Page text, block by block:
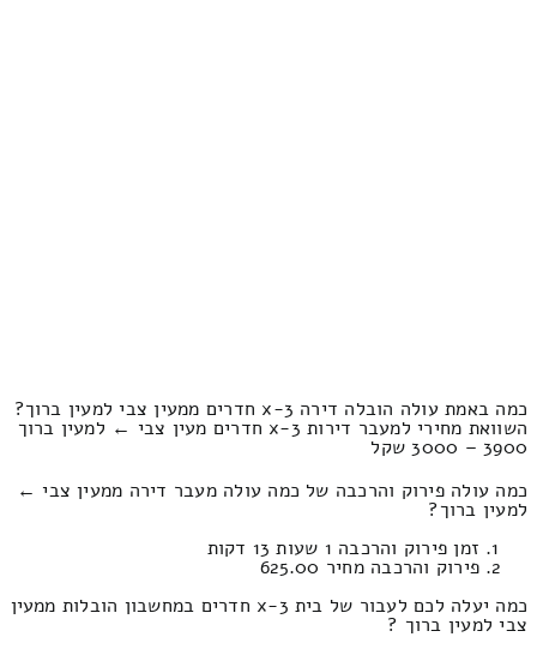
כמה באמת עולה הובלה דירה 3-x חדרים ממעין צבי למעין ברוך?
השוואת מחירי למעבר דירות 3-x חדרים מעין צבי ← למעין ברוך
3900 – 3000 שקל
כמה עולה פירוק והרכבה של כמה עולה מעבר דירה ממעין צבי ←
למעין ברוך?
זמן פירוק והרכבה 1 שעות 13 דקות
פירוק והרכבה מחיר 625.00
כמה יעלה לכם לעבור של בית 3-x חדרים במחשבון הובלות ממעין
צבי למעין ברוך ?